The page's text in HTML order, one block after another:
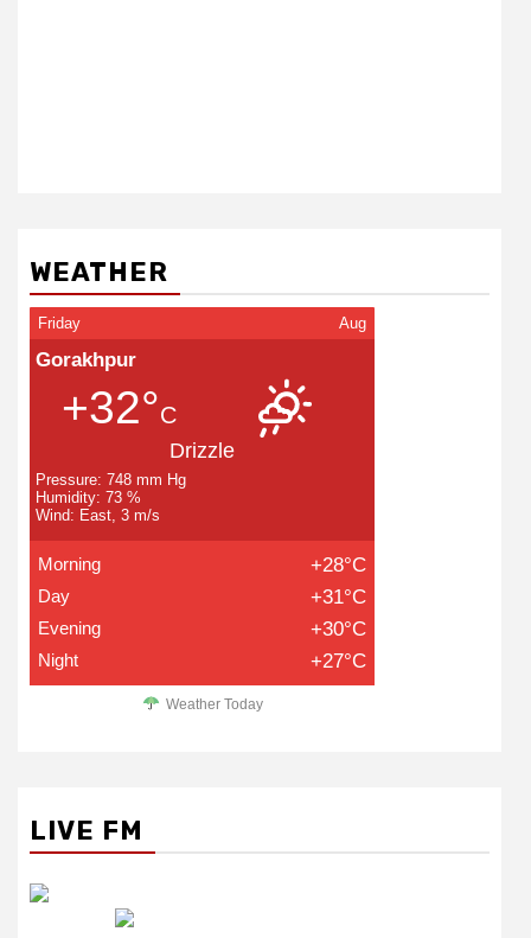
WEATHER
Friday Aug
Gorakhpur
+32°C
Drizzle
Pressure: 748 mm Hg
Humidity: 73 %
Wind: East, 3 m/s
Morning +28°C
Day +31°C
Evening +30°C
Night +27°C
Weather Today
LIVE FM